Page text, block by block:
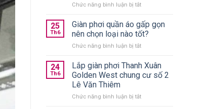
Chức năng bình luận bị tắtở
giàn
phơi
thông
minh
trần
chính
từ
25
Th6
Giàn phơi quần áo gấp gọn
nên chọn loại nào tốt?
Chức năng bình luận bị tắtở
phơi
áo
gọn
24
Th6
Lắp giàn phơi Thanh Xuân
Golden West chung cư số 2
Lê Văn Thiêm
Chức năng bình luận bị tắtở